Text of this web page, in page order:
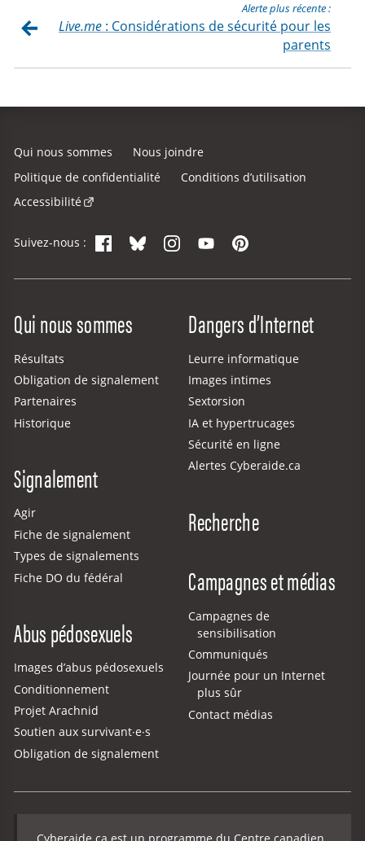
Alerte plus récente :
Live.me : Considérations de sécurité pour les
parents
Qui nous sommes
Nous joindre
Politique de confidentialité
Conditions d’utilisation
Accessibilité
Suivez-nous : FacebookBlueskyInstagram
YouTubePinterest
Site Menu
Qui nous sommes
Résultats
Obligation de signalement
Partenaires
Historique
Signalement
Agir
Fiche de signalement
Types de signalements
Fiche DO du fédéral
Abus pédosexuels
Images d’abus pédosexuels
Conditionnement
Projet Arachnid
Soutien aux survivant·e·s
Obligation de signalement
Dangers d’Internet
Leurre informatique
Images intimes
Sextorsion
IA et hypertrucages
Sécurité en ligne
Alertes Cyberaide.ca
Recherche
Campagnes et médias
Campagnes de
sensibilisation
Communiqués
Journée pour un Internet
plus sûr
Contact médias